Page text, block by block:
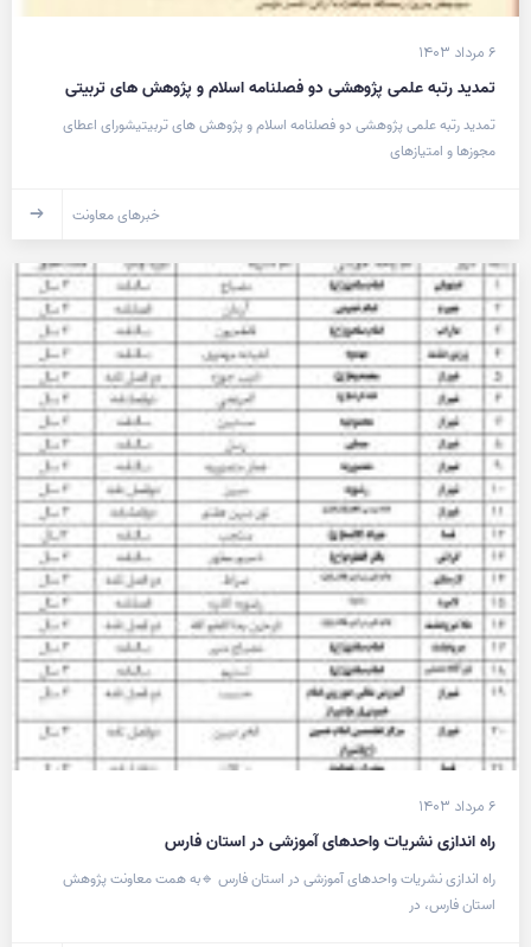
۶ مرداد ۱۴۰۳
تمدید رتبه علمی پژوهشی دو فصلنامه اسلام و پژوهش های تربیتی
تمدید رتبه علمی پژوهشی دو فصلنامه اسلام و پژوهش های تربیتیشورای اعطای
مجوزها و امتیازهای
خبرهای معاونت
۶ مرداد ۱۴۰۳
راه اندازی نشریات واحدهای آموزشی در استان فارس
راه اندازی نشریات واحدهای آموزشی در استان فارس 🔹به همت معاونت پژوهش
استان فارس، در